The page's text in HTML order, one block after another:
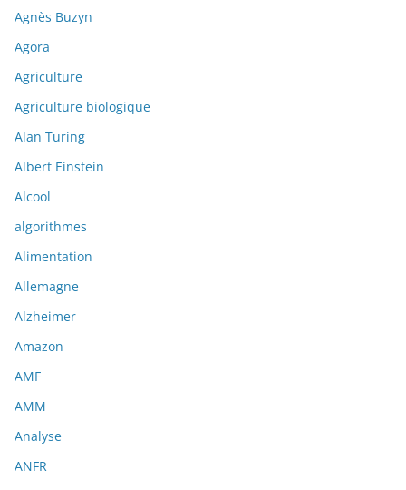
Agnès Buzyn
Agora
Agriculture
Agriculture biologique
Alan Turing
Albert Einstein
Alcool
algorithmes
Alimentation
Allemagne
Alzheimer
Amazon
AMF
AMM
Analyse
ANFR